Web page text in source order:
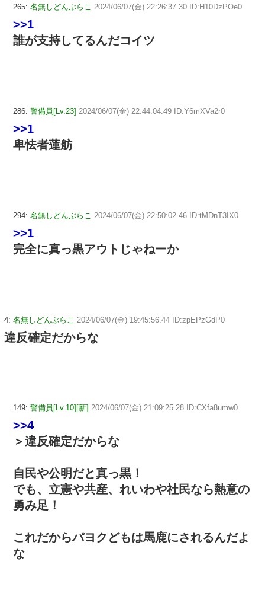
265: 名無しどんぶらこ 2024/06/07(金) 22:26:37.30 ID:H10DzPOe0
>>1
誰が支持してるんだコイツ
286: 警備員[Lv.23] 2024/06/07(金) 22:44:04.49 ID:Y6mXVa2r0
>>1
卑怯者蓮舫
294: 名無しどんぶらこ 2024/06/07(金) 22:50:02.46 ID:tMDnT3IX0
>>1
完全に真っ黒アウトじゃねーか
4: 名無しどんぶらこ 2024/06/07(金) 19:45:56.44 ID:zpEPzGdP0
違反確定だからな
149: 警備員[Lv.10][新] 2024/06/07(金) 21:09:25.28 ID:CXfa8umw0
>>4
＞違反確定だからな
自民や公明だと真っ黒！
でも、立憲や共産、れいわや社民なら熱意の
勇み足！
これだからパヨクどもは馬鹿にされるんだよ
な